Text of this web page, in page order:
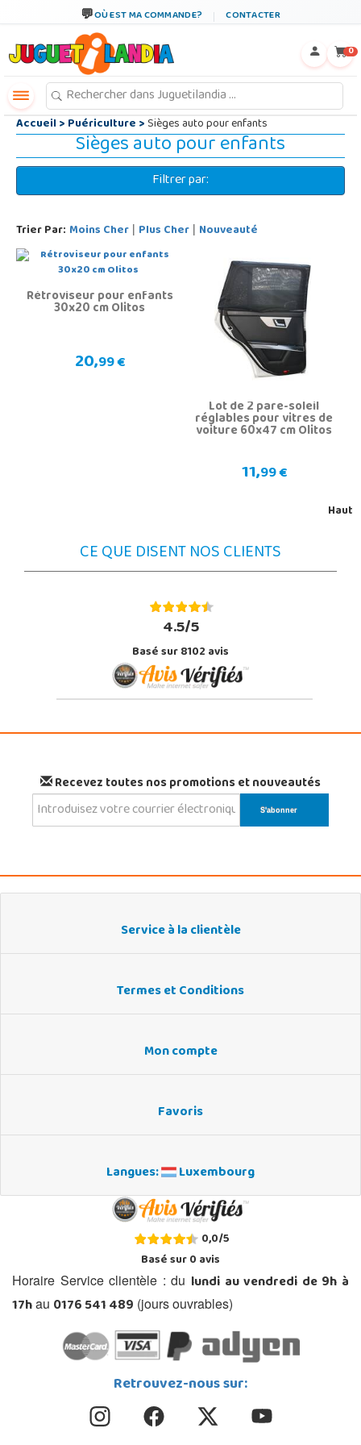
OÙ EST MA COMMANDE? CONTACTER
0
Accueil>Puériculture>Sièges auto pour enfants
Sièges auto pour enfants
Filtrer par:
Trier Par: Moins Cher | Plus Cher | Nouveauté
Rétroviseur pour enfants
30x20 cm Olitos
20,99 €
Lot de 2 pare-soleil
réglables pour vitres de
voiture 60x47 cm Olitos
11,99 €
Haut
CE QUE DISENT NOS CLIENTS
4.5/5
Basé sur 8102 avis
Recevez toutes nos promotions et nouveautés
Service à la clientèle
Termes et Conditions
Mon compte
Favoris
Langues: Luxembourg
0,0/5
Basé sur0avis
Horaire Service clientèle : du lundi au vendredi de 9h à
17hau 0176 541 489 (jours ouvrables)
Retrouvez-nous sur: